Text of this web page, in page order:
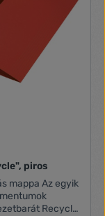
piros
mappa Az egyik
Recycle